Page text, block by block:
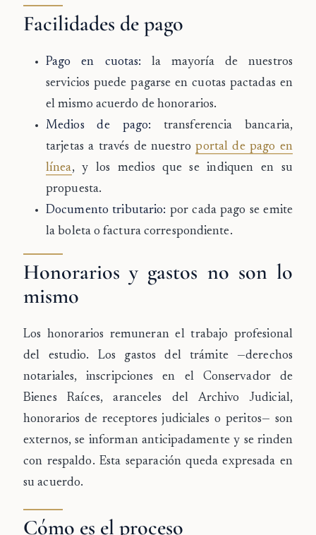
Facilidades de pago
Pago en cuotas: la mayoría de nuestros
servicios puede pagarse en cuotas pactadas en
el mismo acuerdo de honorarios.
Medios de pago: transferencia bancaria,
tarjetas a través de nuestroportal de pago en
línea, y los medios que se indiquen en su
propuesta.
Documento tributario: por cada pago se emite
la boleta o factura correspondiente.
Honorarios y gastos no son lo
mismo
Los honorarios remuneran el trabajo profesional
del estudio. Los gastos del trámite—derechos
notariales, inscripciones en el Conservador de
Bienes Raíces, aranceles del Archivo Judicial,
honorarios de receptores judiciales o peritos— son
externos, se informan anticipadamente y se rinden
con respaldo. Esta separación queda expresada en
su acuerdo.
Cómo es el proceso